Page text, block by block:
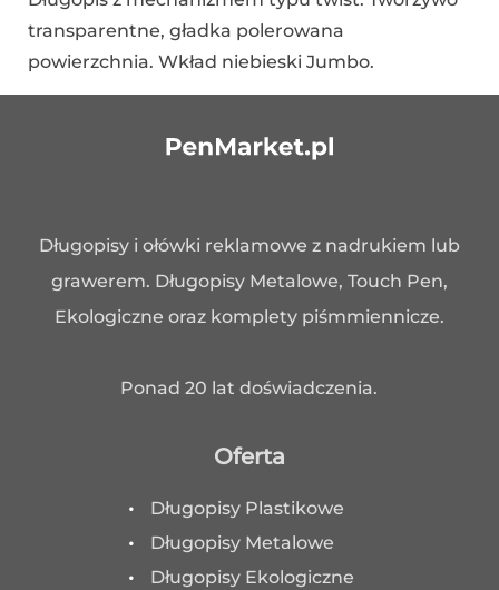
transparentne, gładka polerowana
powierzchnia. Wkład niebieski Jumbo.
Długopisy i ołówki reklamowe z nadrukiem lub
grawerem. Długopisy Metalowe, Touch Pen,
Ekologiczne oraz komplety piśmmiennicze.
Ponad 20 lat doświadczenia.
Oferta
Długopisy Plastikowe
Długopisy Metalowe
Długopisy Ekologiczne